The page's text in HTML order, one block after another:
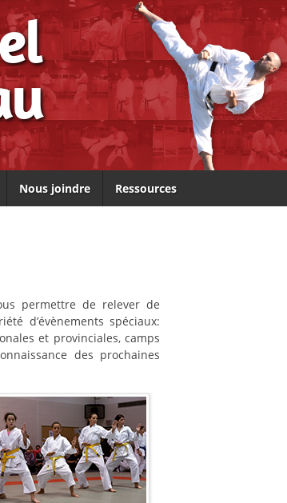
Nous joindre Ressources
permettre de relever de
d’évènements spéciaux:
et provinciales, camps
des prochaines